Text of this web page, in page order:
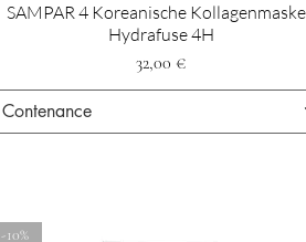
SAMPAR 4 Koreanische
Hydrafuse 4H
Preis
32,00 €
Contenance
-10%